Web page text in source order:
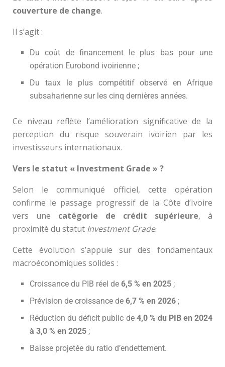
couverture de change.
Il s’agit :
Du coût de financement le plus bas pour une
opération Eurobond ivoirienne ;
Du taux le plus compétitif observé en Afrique
subsaharienne sur les cinq dernières années.
Ce niveau reflète l’amélioration significative de la
perception du risque souverain ivoirien par les
investisseurs internationaux.
Vers le statut « Investment Grade » ?
Selon le communiqué officiel, cette opération
confirme le passage progressif de la Côte d’Ivoire
vers une catégorie de crédit supérieure, à
proximité du statut Investment Grade.
Cette évolution s’appuie sur des fondamentaux
macroéconomiques solides :
Croissance du PIB réel de6,5 % en 2025 ;
Prévision de croissance de6,7 % en 2026 ;
Réduction du déficit public de 4,0 % du PIB en 2024
à 3,0 % en 2025 ;
Baisse projetée du ratio d’endettement.